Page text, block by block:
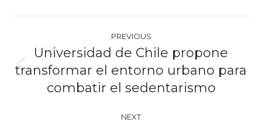
navigation
PREVIOUS
Previous
post:
Universidad de Chile propone
transformar el entorno urbano para
combatir el sedentarismo
NEXT